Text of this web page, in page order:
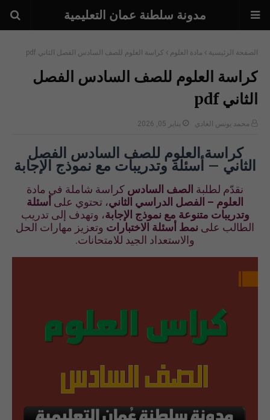
مدونة سلطنة عمان التعليمية
الصفحة الرئيسية مادة العلوم كراسة العلوم للصف السادس الفصل الثاني pdf
كراسة العلوم للصف السادس الفصل
الثاني pdf
محمد يونس الغادي يناير 05, 2026
كراسة العلوم للصف السادس الفصل
الثاني – أسئلة وتدريبات مع نموذج الإجابة
نقدّم لطلبة الصف السادس كراسة شاملة في مادة
العلوم – الفصل الدراسي الثاني، تحتوي على أسئلة
وتدريبات متنوعة مع نموذج الإجابة، وتهدف إلى تدريب
الطالب على نمط أسئلة الاختبارات وتعزيز مهارات الحل
والاستعداد الجيد للامتحانات.